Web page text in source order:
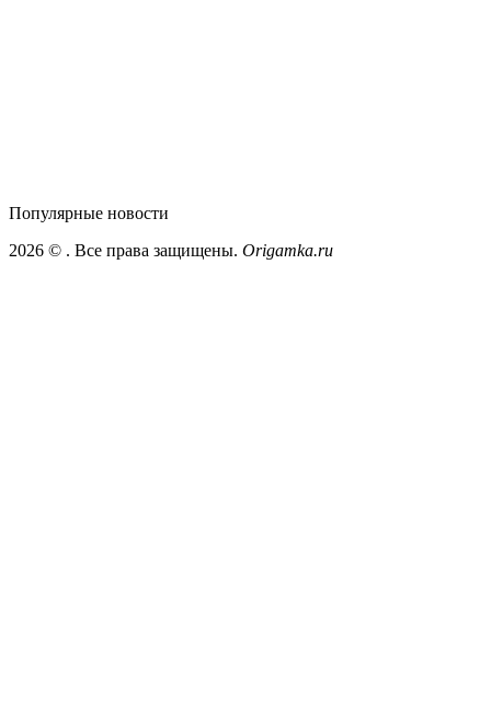
Популярные новости
2026 © . Все права защищены. Origamka.ru